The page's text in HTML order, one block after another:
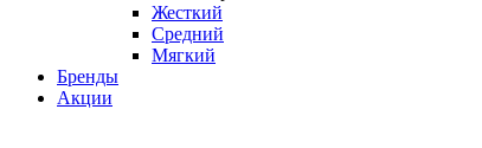
Жесткий
Средний
Мягкий
Бренды
Акции